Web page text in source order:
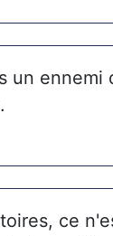
un ennemi
ce